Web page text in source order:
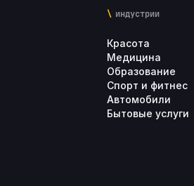
индустрии
Красота
Медицина
Образование
Спорт и фитнес
Автомобили
Бытовые услуги